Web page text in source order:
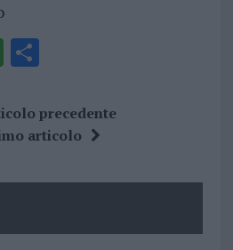
W
at
s
p
S
a
re
precedente
articolo